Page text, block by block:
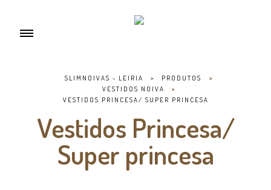
SLIMNOIVAS - LEIRIA > PRODUTOS
>
VESTIDOS NOIVA
>
VESTIDOS PRINCESA/ SUPER PRINCESA
Vestidos Princesa/
Super princesa